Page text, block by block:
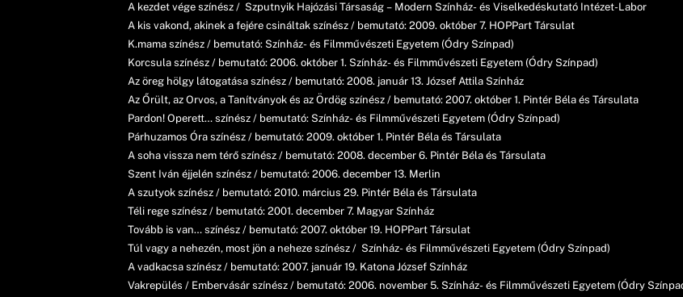
A kezdet vége színész / Szputnyik Hajózási Társaság – Modern Színház- és Viselkedéskutató Intézet-Labor
A kis vakond, akinek a fejére csináltak színész / bemutató: 2009. október 7. HOPPart Társulat
K.mama színész / bemutató: Színház- és Filmművészeti Egyetem (Ódry Színpad)
Korcsula színész / bemutató: 2006. október 1. Színház- és Filmművészeti Egyetem (Ódry Színpad)
Az öreg hölgy látogatása színész / bemutató: 2008. január 13. József Attila Színház
Az Őrült, az Orvos, a Tanítványok és az Ördög színész / bemutató: 2007. október 1. Pintér Béla és Társulata
Pardon! Operett… színész / bemutató: Színház- és Filmművészeti Egyetem (Ódry Színpad)
Párhuzamos Óra színész / bemutató: 2009. október 1. Pintér Béla és Társulata
A soha vissza nem térő színész / bemutató: 2008. december 6. Pintér Béla és Társulata
Szent Iván éjjelén színész / bemutató: 2006. december 13. Merlin
A szutyok színész / bemutató: 2010. március 29. Pintér Béla és Társulata
Téli rege színész / bemutató: 2001. december 7. Magyar Színház
Tovább is van… színész / bemutató: 2007. október 19. HOPPart Társulat
Túl vagy a nehezén, most jön a neheze színész / Színház- és Filmművészeti Egyetem (Ódry Színpad)
A vadkacsa színész / bemutató: 2007. január 19. Katona József Színház
Vakrepülés / Embervásár színész / bemutató: 2006. november 5. Színház- és Filmművészeti Egyetem (Ódry